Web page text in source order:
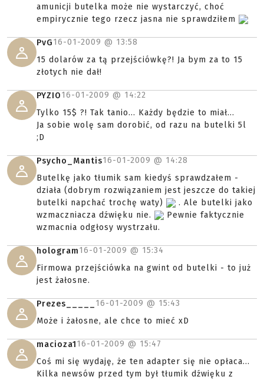
amunicji butelka może nie wystarczyć, choć
empirycznie tego rzecz jasna nie sprawdziłem
PvG16-01-2009 @ 13:58
15 dolarów za tą przejściówkę?! Ja bym za to 15
złotych nie dał!
PYZIO16-01-2009 @ 14:22
Tylko 15$ ?! Tak tanio... Każdy będzie to miał...
Ja sobie wolę sam dorobić, od razu na butelki 5l
;D
Psycho_Mantis16-01-2009 @ 14:28
Butelkę jako tłumik sam kiedyś sprawdzałem -
działa (dobrym rozwiązaniem jest jeszcze do takiej
butelki napchać trochę waty)
. Ale butelki jako
wzmaczniacza dźwięku nie.
Pewnie faktycznie
wzmacnia odgłosy wystrzału.
hologram16-01-2009 @ 15:34
Firmowa przejściówka na gwint od butelki - to już
jest żałosne.
Prezes_____ 16-01-2009 @ 15:43
Może i żałosne, ale chce to mieć xD
macioza116-01-2009 @ 15:47
Coś mi się wydaję, że ten adapter się nie opłaca...
Kilka newsów przed tym był tłumik dźwięku z